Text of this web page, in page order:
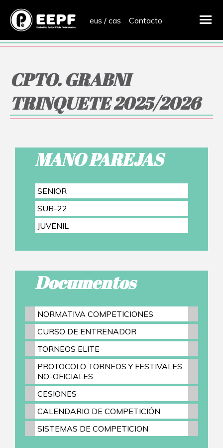
eus / cas Contacto
CPTO. GRABNI
TRINQUETE 2025/2026
MANO PAREJAS
SENIOR
SUB-22
JUVENIL
Documentos
NORMATIVA COMPETICIONES
CURSO DE ENTRENADOR
TORNEOS ELITE
PROTOCOLO TORNEOS Y FESTIVALES
NO-OFICIALES
CESIONES
CALENDARIO DE COMPETICIÓN
SISTEMAS DE COMPETICION